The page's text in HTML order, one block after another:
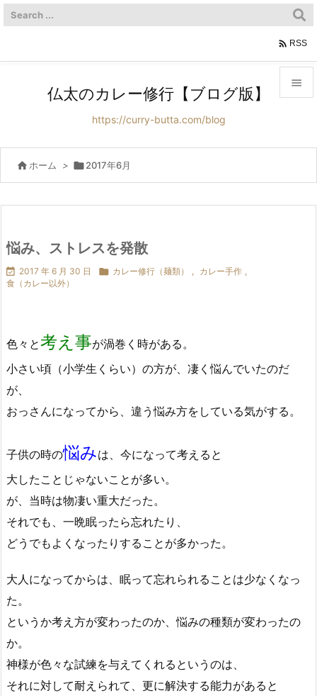



 RSS
仏太のカレー修行【ブログ版】
https://curry-butta.com/blog
 ホーム > 2017年6月
悩み、ストレスを発散
 2017 年 6 月 30 日  カレー修行（麺類） , カレー手作 ,
食（カレー以外）
色々と考え事が渦巻く時がある。
小さい頃（小学生くらい）の方が、凄く悩んでいたのだ
が、
おっさんになってから、違う悩み方をしている気がする。
子供の時の悩みは、今になって考えると
大したことじゃないことが多い。
が、当時は物凄い重大だった。
それでも、一晩眠ったら忘れたり、
どうでもよくなったりすることが多かった。
大人になってからは、眠って忘れられることは少なくなっ
た。
というか考え方が変わったのか、悩みの種類が変わったの
か。
神様が色々な試練を与えてくれるというのは、
それに対して耐えられて、更に解決する能力があると